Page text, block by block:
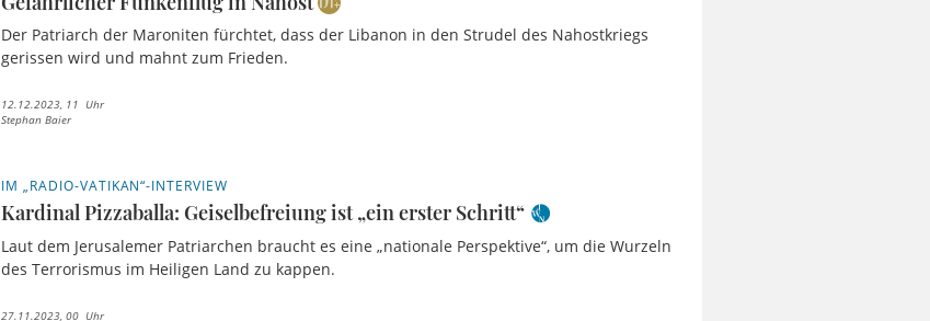
Der Patriarch der Maroniten fürchtet, dass der Libanon in den Strudel des Nahostkriegs
gerissen wird und mahnt zum Frieden.
12.12.2023, 11 Uhr
Stephan Baier
IM „RADIO-VATIKAN“-INTERVIEW
Kardinal Pizzaballa: Geiselbefreiung ist „ein erster Schritt“
Laut dem Jerusalemer Patriarchen braucht es eine „nationale Perspektive“, um die Wurzeln
des Terrorismus im Heiligen Land zu kappen.
27.11.2023, 00 Uhr